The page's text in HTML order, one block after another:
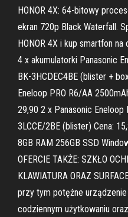
HONOR 4X: 64-bitowy
ekran 720p Black Waterfall.
HONOR 4X i kup smartfon
4 x akumulatorki Panasonic
BK-3HCDEC4BE (blister +
Eneloop PRO R6/AA
29,90 2 x Panasonic
3LCCE/2BE (blister) Cena:
8GB RAM 256GB SSD
OFERCIE TAKŻE: SZKŁO
KLAWIATURA ORAZ
przy tym potężne
codziennym użytkowaniu